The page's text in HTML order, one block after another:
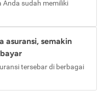
Anda sudah memiliki
asuransi, semakin
tersebar di berbagai